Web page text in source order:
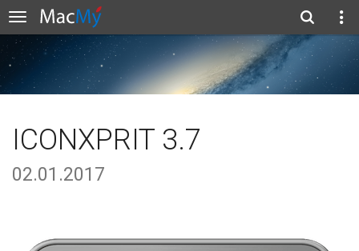
ICONXPRIT 3.7
02.01.2017